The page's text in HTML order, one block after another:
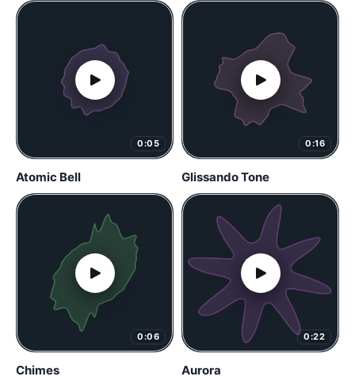
0:05
Atomic Bell
0:16
Glissando Tone
0:06
Chimes
0:22
Aurora